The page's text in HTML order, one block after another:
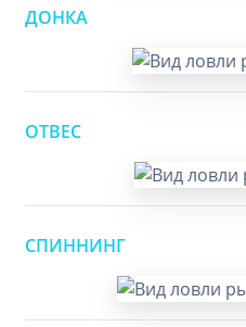
ДОНКА
ОТВЕС
СПИННИНГ